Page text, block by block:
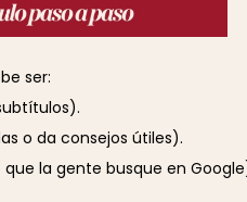
ser:
o da consejos útiles).
la gente busque en